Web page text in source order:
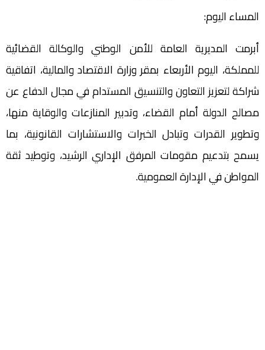
المساء اليوم:
أبرمت المديرية العامة للأمن الوطني والوكالة القضائية
للمملكة، اليوم الأربعاء بمقر وزارة الاقتصاد والمالية، اتفاقية
شراكة لتعزيز التعاون والتنسيق المستدام في مجال الدفاع عن
مصالح الدولة أمام القضاء، وتدبير المنازعات والوقاية منها،
وتطوير القدرات وتبادل الخبرات والاستشارات القانونية، بما
يسمح بتدعيم مقومات المرفق الإداري الرشيد، وتوطيد ثقة
المواطن في الإدارة العمومية.